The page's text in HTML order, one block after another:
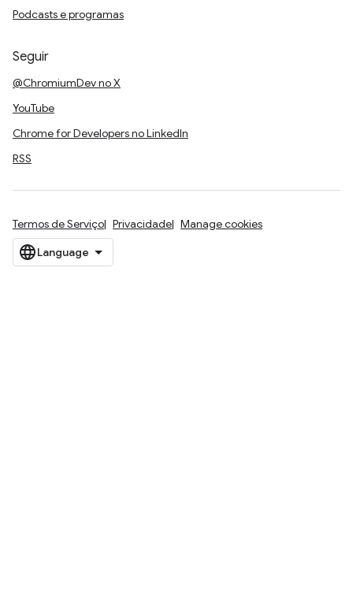
Podcasts e programas
Seguir
@ChromiumDev no X
YouTube
Chrome for Developers no LinkedIn
RSS
Termos de Serviço Privacidade Manage cookies